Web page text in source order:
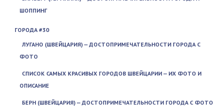
ШОППИНГ
ГОРОДА #30
ЛУГАНО (ШВЕЙЦАРИЯ) — ДОСТОПРИМЕЧАТЕЛЬНОСТИ ГОРОДА С
ФОТО
СПИСОК САМЫХ КРАСИВЫХ ГОРОДОВ ШВЕЙЦАРИИ — ИХ ФОТО И
ОПИСАНИЕ
БЕРН (ШВЕЙЦАРИЯ) — ДОСТОПРИМЕЧАТЕЛЬНОСТИ ГОРОДА С ФОТО